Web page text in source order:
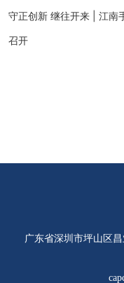
守正创新 继往开来 | 江南
召开
广东省深圳市坪山区